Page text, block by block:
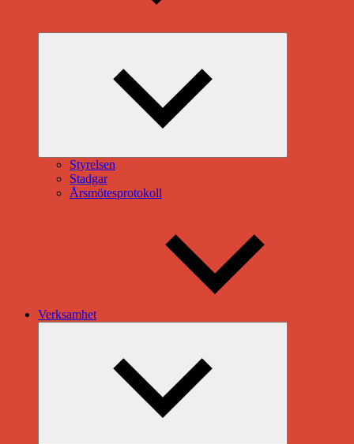
Styrelsen
Stadgar
Årsmötesprotokoll
Verksamhet